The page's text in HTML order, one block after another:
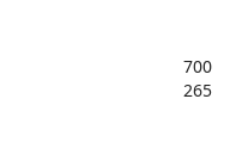
700
265